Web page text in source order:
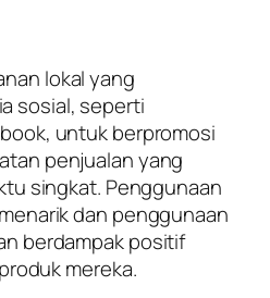
lokal yang
sosial, seperti
untuk berpromosi
penjualan yang
singkat. Penggunaan
dan penggunaan
berdampak positif
mereka.